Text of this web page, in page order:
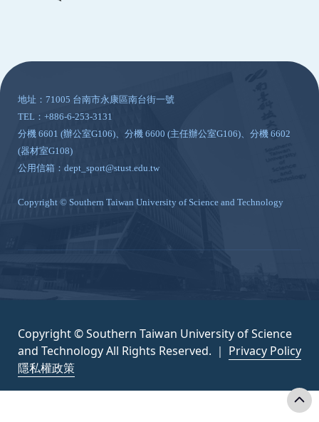
地址：71005 台南市永康區南台街一號
TEL：+886-6-253-3131
分機 6601 (辦公室G106)、分機 6600 (主任辦公室G106)、分機 6602
(器材室G108)
公用信箱：dept_sport@stust.edu.tw
Copyright © Southern Taiwan University of Science and Technology
Copyright © Southern Taiwan University of Science
and Technology All Rights Reserved. ｜ Privacy Policy
隱私權政策